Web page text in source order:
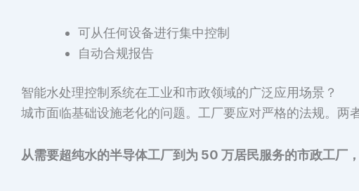
可从任何设备进行集中控制
自动合规报告
智能水处理控制系统在工业和市政领域的广泛应用场景？
城市面临基础设施老化的问题。工厂要应对严格的法规。两
从需要超纯水的半导体工厂到为 50 万居民服务的市政工